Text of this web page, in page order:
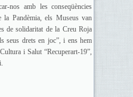
nos amb les conseqüències
la Pandèmia, els Museus van
de solidaritat de la Creu Roja
seus drets en joc”, i ens hem
i Salut “Recuperart-19”,